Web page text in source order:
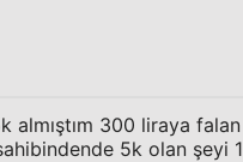
almıştım 300 liraya
5k olan şeyi